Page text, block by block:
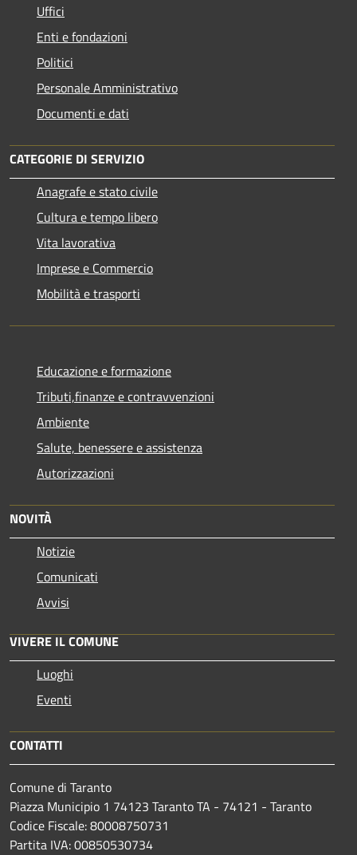
Uffici
Enti e fondazioni
Politici
Personale Amministrativo
Documenti e dati
CATEGORIE DI SERVIZIO
Anagrafe e stato civile
Cultura e tempo libero
Vita lavorativa
Imprese e Commercio
Mobilità e trasporti
Educazione e formazione
Tributi,finanze e contravvenzioni
Ambiente
Salute, benessere e assistenza
Autorizzazioni
NOVITÀ
Notizie
Comunicati
Avvisi
VIVERE IL COMUNE
Luoghi
Eventi
CONTATTI
Comune di Taranto
Piazza Municipio 1 74123 Taranto TA - 74121 - Taranto
Codice Fiscale: 80008750731
Partita IVA: 00850530734